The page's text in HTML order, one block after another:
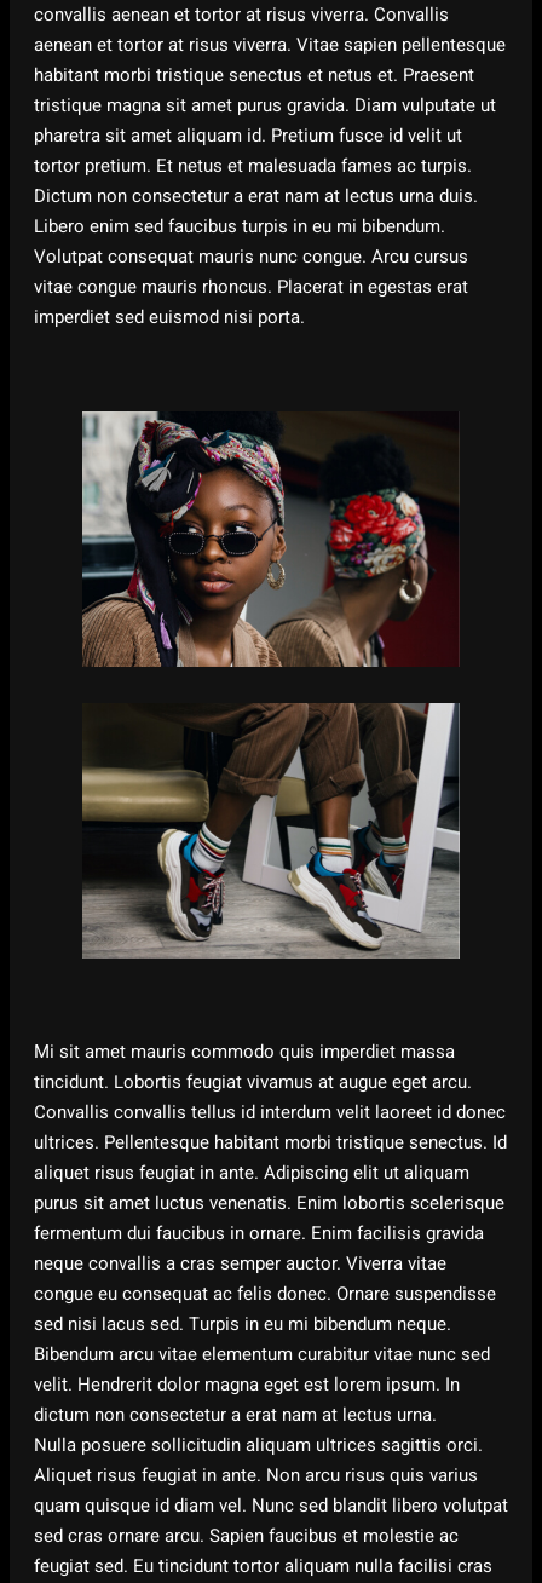
convallis aenean et tortor at risus viverra. Convallis
aenean et tortor at risus viverra. Vitae sapien pellentesque
habitant morbi tristique senectus et netus et. Praesent
tristique magna sit amet purus gravida. Diam vulputate ut
pharetra sit amet aliquam id. Pretium fusce id velit ut
tortor pretium. Et netus et malesuada fames ac turpis.
Dictum non consectetur a erat nam at lectus urna duis.
Libero enim sed faucibus turpis in eu mi bibendum.
Volutpat consequat mauris nunc congue. Arcu cursus
vitae congue mauris rhoncus. Placerat in egestas erat
imperdiet sed euismod nisi porta.
Mi sit amet mauris commodo quis imperdiet massa
tincidunt. Lobortis feugiat vivamus at augue eget arcu.
Convallis convallis tellus id interdum velit laoreet id donec
ultrices. Pellentesque habitant morbi tristique senectus. Id
aliquet risus feugiat in ante. Adipiscing elit ut aliquam
purus sit amet luctus venenatis. Enim lobortis scelerisque
fermentum dui faucibus in ornare. Enim facilisis gravida
neque convallis a cras semper auctor. Viverra vitae
congue eu consequat ac felis donec. Ornare suspendisse
sed nisi lacus sed. Turpis in eu mi bibendum neque.
Bibendum arcu vitae elementum curabitur vitae nunc sed
velit. Hendrerit dolor magna eget est lorem ipsum. In
dictum non consectetur a erat nam at lectus urna.
Nulla posuere sollicitudin aliquam ultrices sagittis orci.
Aliquet risus feugiat in ante. Non arcu risus quis varius
quam quisque id diam vel. Nunc sed blandit libero volutpat
sed cras ornare arcu. Sapien faucibus et molestie ac
feugiat sed. Eu tincidunt tortor aliquam nulla facilisi cras